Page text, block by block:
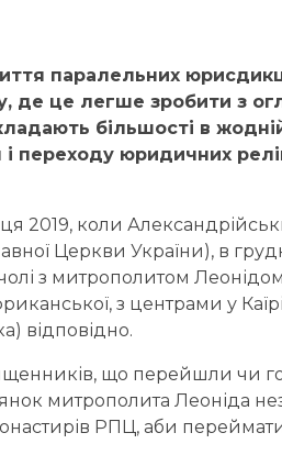
паралельних
де це легше зробити з
більшості в
юридичних
2019, коли
Церкви України), в
з митрополитом
з центрами у
відповідно.
що перейшли чи
митрополита Леоніда
РПЦ, аби